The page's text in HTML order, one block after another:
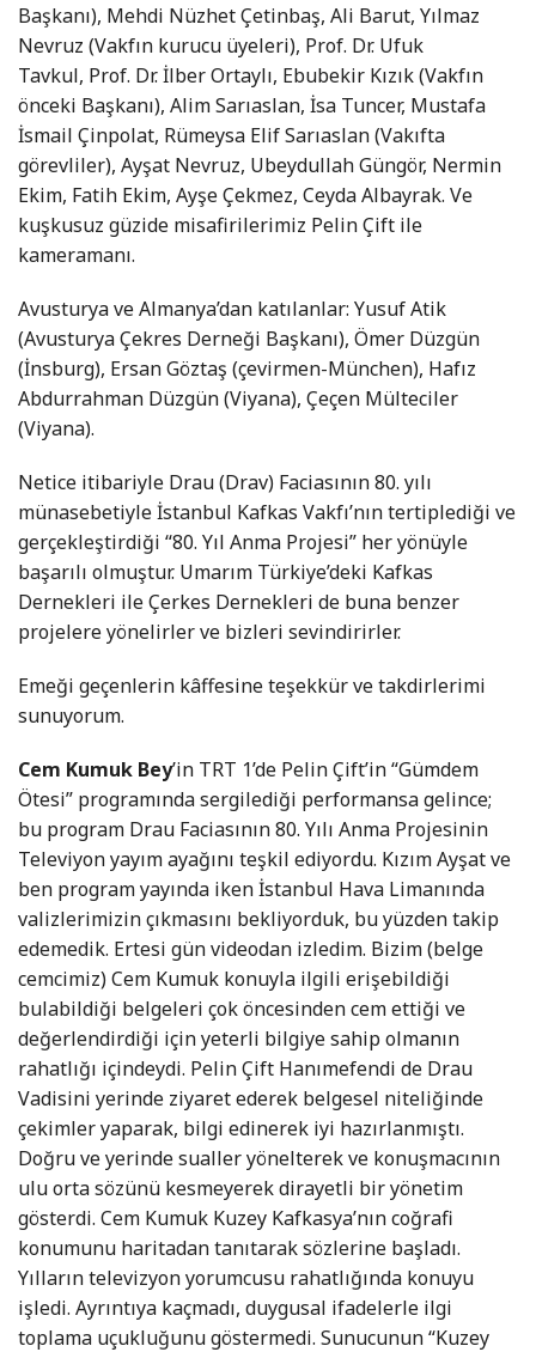
Başkanı), Mehdi Nüzhet Çetinbaş, Ali Barut, Yılmaz
Nevruz (Vakfın kurucu üyeleri), Prof. Dr. Ufuk
Tavkul, Prof. Dr. İlber Ortaylı, Ebubekir Kızık (Vakfın
önceki Başkanı), Alim Sarıaslan, İsa Tuncer, Mustafa
İsmail Çinpolat, Rümeysa Elif Sarıaslan (Vakıfta
görevliler), Ayşat Nevruz, Ubeydullah Güngör, Nermin
Ekim, Fatih Ekim, Ayşe Çekmez, Ceyda Albayrak. Ve
kuşkusuz güzide misafirilerimiz Pelin Çift ile
kameramanı.
Avusturya ve Almanya’dan katılanlar: Yusuf Atik
(Avusturya Çekres Derneği Başkanı), Ömer Düzgün
(İnsburg), Ersan Göztaş (çevirmen-München), Hafız
Abdurrahman Düzgün (Viyana), Çeçen Mülteciler
(Viyana).
Netice itibariyle Drau (Drav) Faciasının 80. yılı
münasebetiyle İstanbul Kafkas Vakfı’nın tertiplediği ve
gerçekleştirdiği “80. Yıl Anma Projesi” her yönüyle
başarılı olmuştur. Umarım Türkiye’deki Kafkas
Dernekleri ile Çerkes Dernekleri de buna benzer
projelere yönelirler ve bizleri sevindirirler.
Emeği geçenlerin kâffesine teşekkür ve takdirlerimi
sunuyorum.
Cem Kumuk Bey’in TRT 1’de Pelin Çift’in “Gümdem
Ötesi” programında sergilediği performansa gelince;
bu program Drau Faciasının 80. Yılı Anma Projesinin
Televiyon yayım ayağını teşkil ediyordu. Kızım Ayşat ve
ben program yayında iken İstanbul Hava Limanında
valizlerimizin çıkmasını bekliyorduk, bu yüzden takip
edemedik. Ertesi gün videodan izledim. Bizim (belge
cemcimiz) Cem Kumuk konuyla ilgili erişebildiği
bulabildiği belgeleri çok öncesinden cem ettiği ve
değerlendirdiği için yeterli bilgiye sahip olmanın
rahatlığı içindeydi. Pelin Çift Hanımefendi de Drau
Vadisini yerinde ziyaret ederek belgesel niteliğinde
çekimler yaparak, bilgi edinerek iyi hazırlanmıştı.
Doğru ve yerinde sualler yönelterek ve konuşmacının
ulu orta sözünü kesmeyerek dirayetli bir yönetim
gösterdi. Cem Kumuk Kuzey Kafkasya’nın coğrafi
konumunu haritadan tanıtarak sözlerine başladı.
Yılların televizyon yorumcusu rahatlığında konuyu
işledi. Ayrıntıya kaçmadı, duygusal ifadelerle ilgi
toplama uçukluğunu göstermedi. Sunucunun “Kuzey